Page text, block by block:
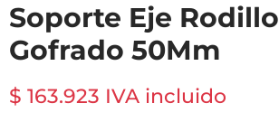
Soporte Eje Rodillo
Gofrado 50Mm
$ 163.923 IVA incluido